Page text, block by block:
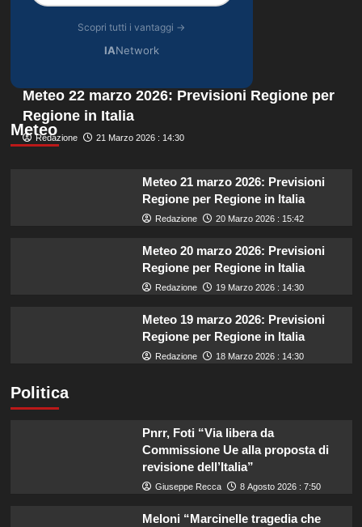
Scopri tutti i vantaggi →
IANetwork
Meteo
Meteo 22 marzo 2026: Previsioni Regione per
Regione in Italia
Redazione 21 Marzo 2026 : 14:30
Meteo 21 marzo 2026: Previsioni
Regione per Regione in Italia
Redazione 20 Marzo 2026 : 15:42
Meteo 20 marzo 2026: Previsioni
Regione per Regione in Italia
Redazione 19 Marzo 2026 : 14:30
Meteo 19 marzo 2026: Previsioni
Regione per Regione in Italia
Redazione 18 Marzo 2026 : 14:30
Politica
Pnrr, Foti “Via libera da
Commissione Ue alla proposta di
revisione dell’Italia”
Giuseppe Recca 8 Agosto 2026 : 7:50
Meloni “Marcinelle tragedia che